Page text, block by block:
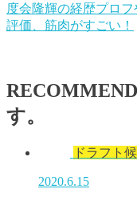
度会隆輝の経歴プロ
評価、筋肉がすごい！
RECOMMEND
す。
ドラフト
2020.6.15